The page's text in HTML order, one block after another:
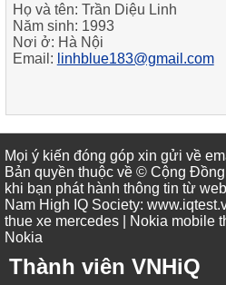
Họ và tên: Trần Diệu Linh
Năm sinh: 1993
Nơi ở: Hà Nội
Email: linhblue183@gmail.com
Mọi ý kiến đóng góp xin gửi về
Bản quyền thuộc về © Cộng
khi bạn phát hành thông tin từ
Nam High IQ Society:
thue xe mercedes | Nokia mobile
Nokia
Thành viên VNHiQ